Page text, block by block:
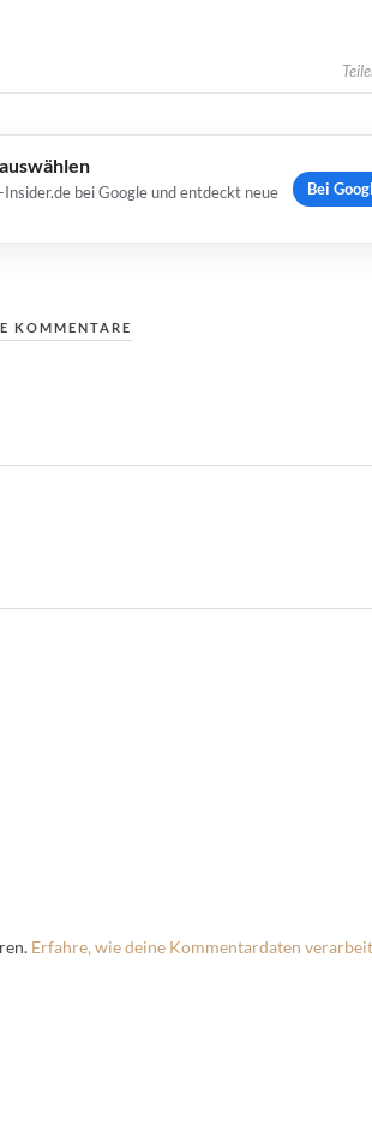
bei Google und entdeckt neue
Bei
KOMMENTARE
Erfahre, wie deine Kommentardaten